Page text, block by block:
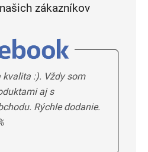
zákazníkov
kvalita :). Vždy som
aj s
Rýchle dodanie.